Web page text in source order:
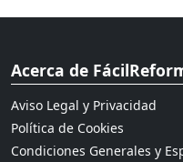
Acerca de
Aviso Legal y Privacidad
Política de Cookies
Condiciones Generales y